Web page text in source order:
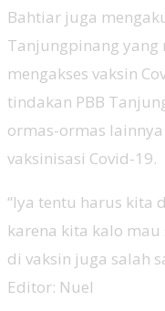
Bahtiar juga
Tanjungpinang
mengakses vaksin
tindakan PBB
ormas-ormas
vaksinisasi Covid-19.
“Iya tentu harus kita
karena kita kalo
di vaksin juga salah
Editor: Nuel